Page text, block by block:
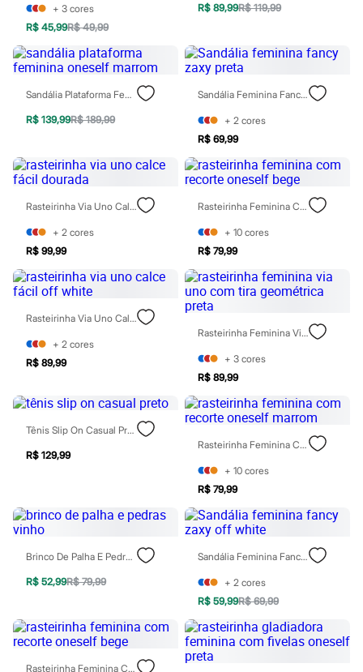
Moda esportiva
Shorts e Saias
Masculino
Em alta
Inverno
Novidades
Roupas
Camisas
Calças
Camisetas e Regatas
Casacos e Jaquetas
Jeans
Polos
Acessórios
Bolsas e Mochilas
Chapéus e Bonés
Cintos
Carteiras
Óculos
Calçados
Botas
Sandálias e Papetes
Moda esportiva
Acessórios
Bermudas
Calçados
Regatas
Moda íntima
Cuecas
Meias
Pijamas
Plus size
Blusas e Camisetas
Calças
Camisas
+ 3 cores
R$ 45,99R$ 49,99
R$ 89,99R$ 119,99
Sandália Plataforma Feminina Oneself Marrom
R$ 139,99R$ 189,99
Sandália Feminina Fancy Zaxy Preta
+ 2 cores
R$ 69,99
Rasteirinha Via Uno Calce Fácil Dourada
+ 2 cores
R$ 99,99
Rasteirinha Feminina Com Recorte Oneself Bege
+ 10 cores
R$ 79,99
Rasteirinha Via Uno Calce Fácil Off White
+ 2 cores
R$ 89,99
Rasteirinha Feminina Via Uno Com Tira Geométrica Preta
+ 3 cores
R$ 89,99
Tênis Slip On Casual Preto
R$ 129,99
Rasteirinha Feminina Com Recorte Oneself Marrom
+ 10 cores
R$ 79,99
Brinco De Palha E Pedras Vinho
R$ 52,99R$ 79,99
Sandália Feminina Fancy Zaxy Off White
+ 2 cores
R$ 59,99R$ 69,99
Rasteirinha Feminina Com Recorte Oneself Bege